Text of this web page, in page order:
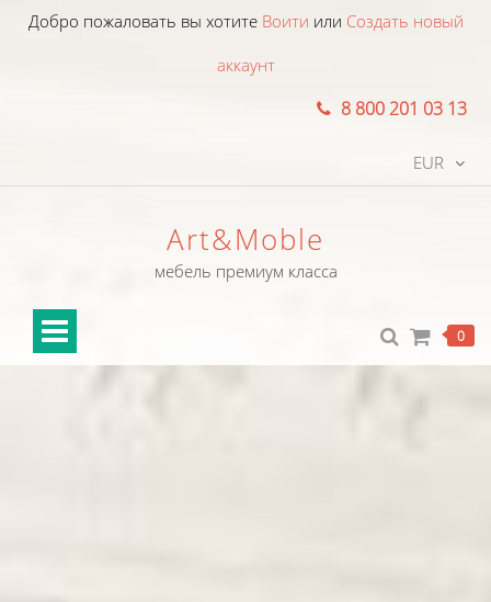
Добро пожаловать вы хотите Воити или Создать новый
аккаунт
8 800 201 03 13
EUR
Art&Moble
мебель премиум класса
0